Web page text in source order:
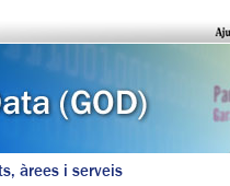
àrees i serveis